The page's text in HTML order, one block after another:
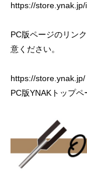
https://
PC版ページのリン
意ください。
https://store.ynak.jp/
PC版YNAKトップ